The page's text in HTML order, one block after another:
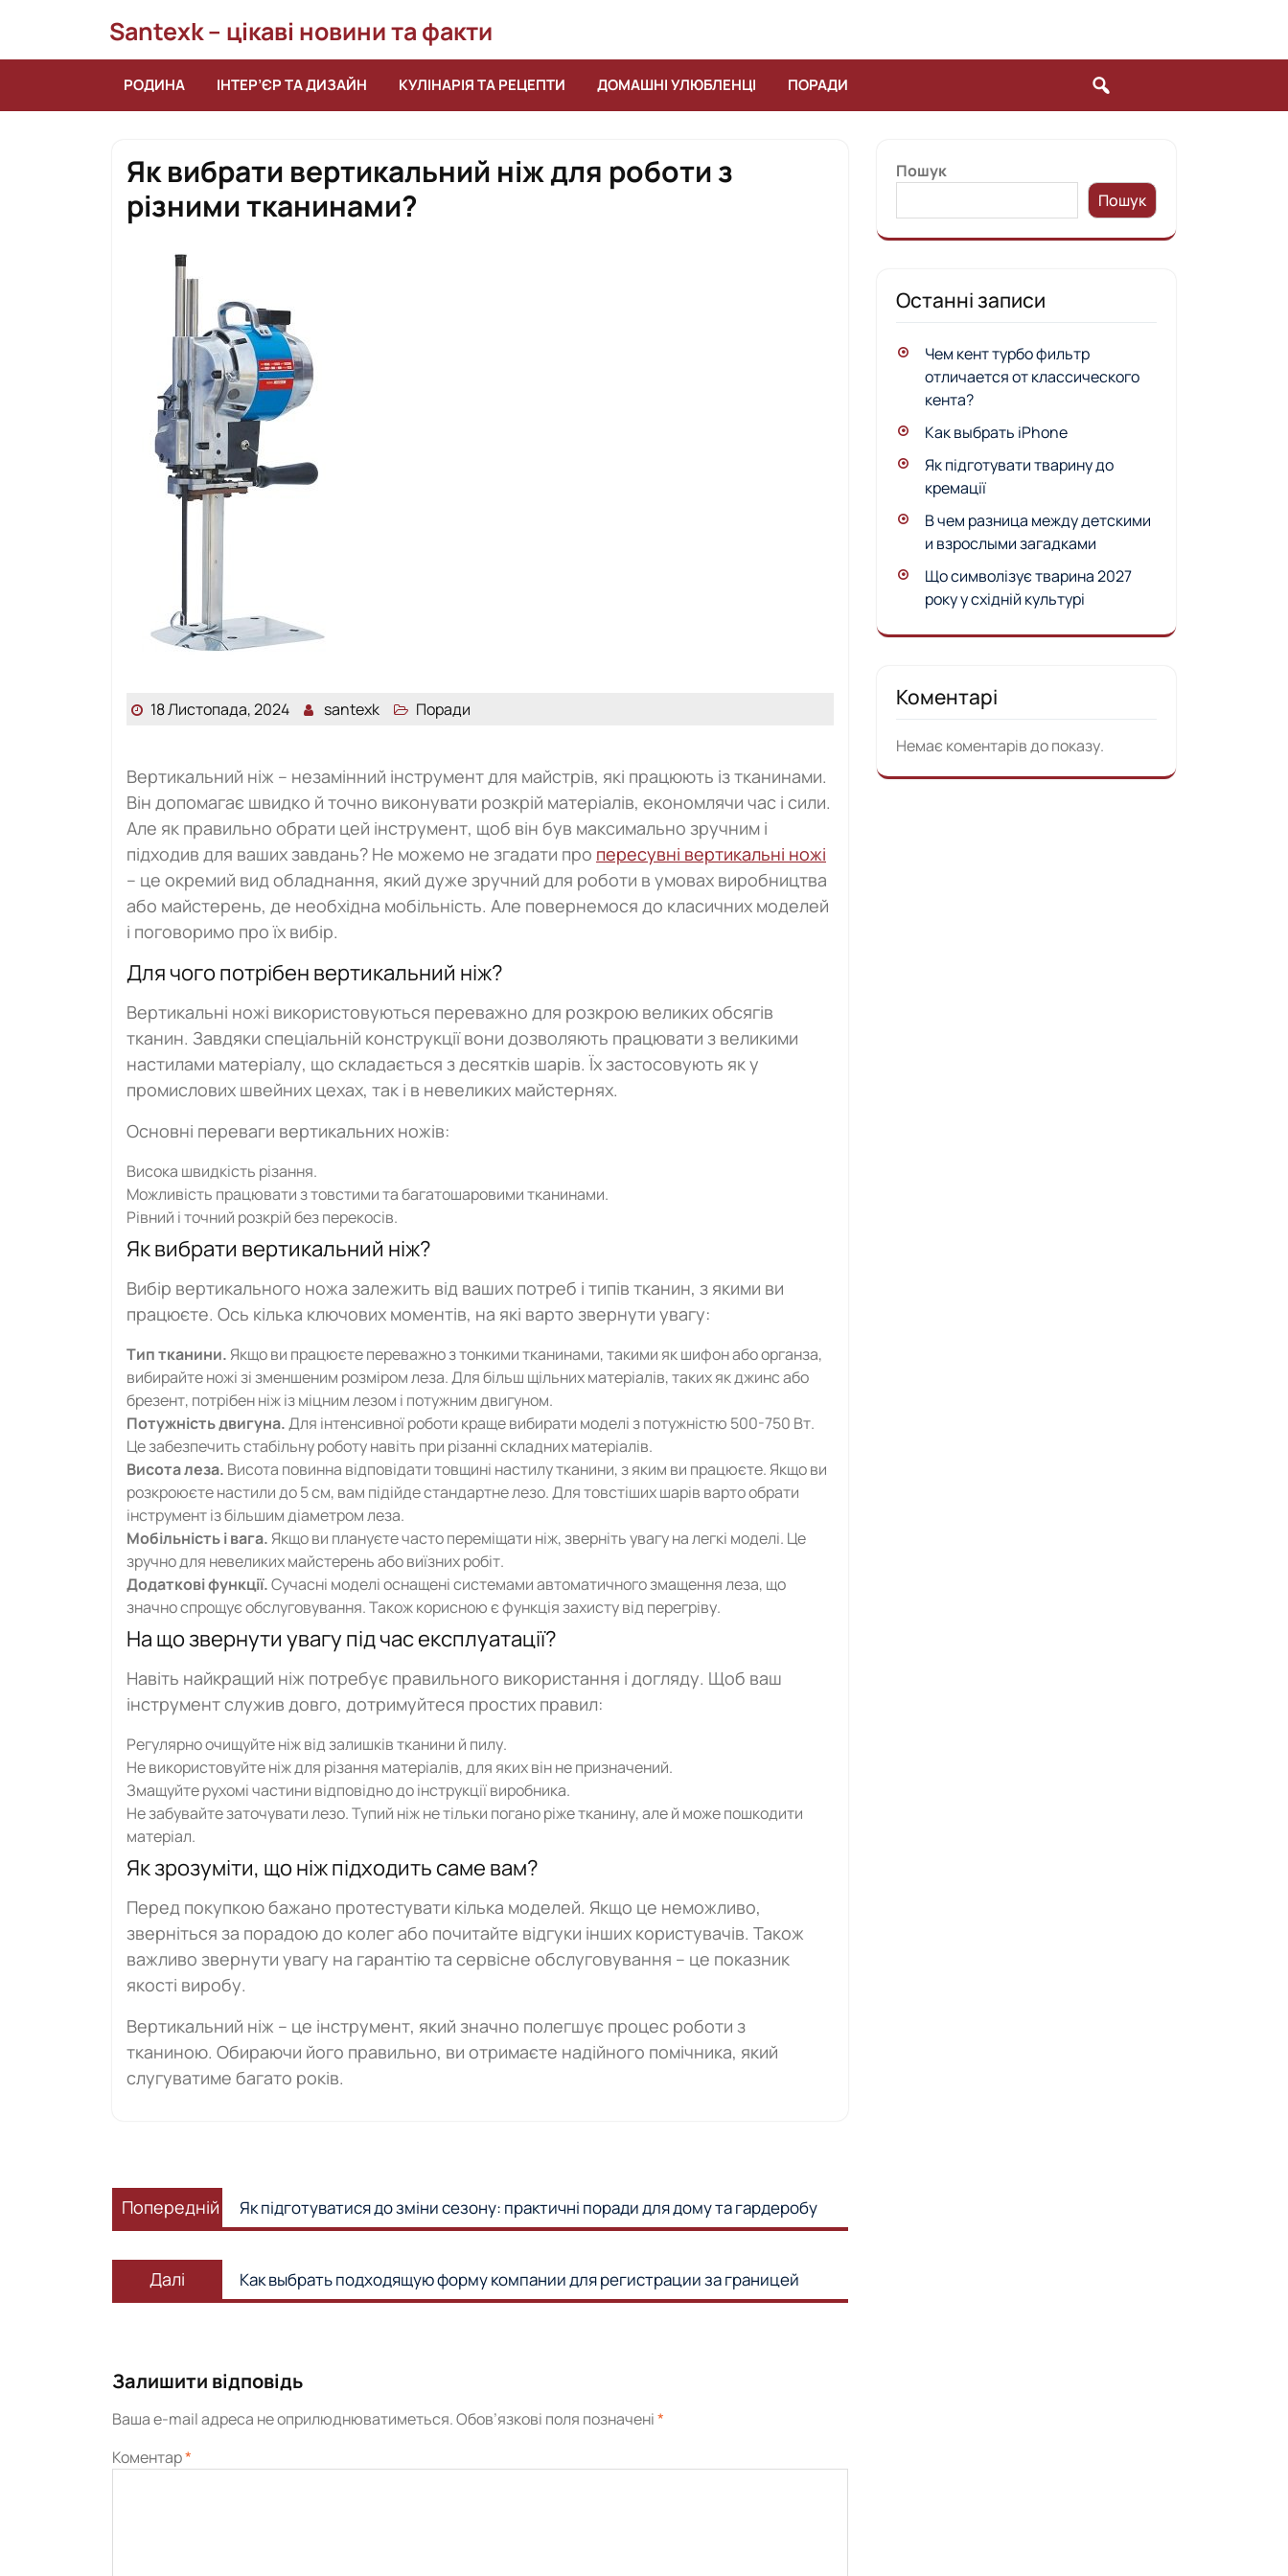
вмісту
Santexk – цікаві новини та факти
РОДИНА ІНТЕР’ЄР ТА ДИЗАЙН КУЛІНАРІЯ ТА РЕЦЕПТИ ДОМАШНІ УЛЮБЛЕНЦІ ПОРАДИ
Як вибрати вертикальний ніж для роботи з
різними тканинами?
18 Листопада, 2024 santexk Поради
Вертикальний ніж – незамінний інструмент для майстрів, які працюють із тканинами.
Він допомагає швидко й точно виконувати розкрій матеріалів, економлячи час і сили.
Але як правильно обрати цей інструмент, щоб він був максимально зручним і
підходив для ваших завдань? Не можемо не згадати про пересувні вертикальні ножі
– це окремий вид обладнання, який дуже зручний для роботи в умовах виробництва
або майстерень, де необхідна мобільність. Але повернемося до класичних моделей
і поговоримо про їх вибір.
Для чого потрібен вертикальний ніж?
Вертикальні ножі використовуються переважно для розкрою великих обсягів
тканин. Завдяки спеціальній конструкції вони дозволяють працювати з великими
настилами матеріалу, що складається з десятків шарів. Їх застосовують як у
промислових швейних цехах, так і в невеликих майстернях.
Основні переваги вертикальних ножів:
Висока швидкість різання.
Можливість працювати з товстими та багатошаровими тканинами.
Рівний і точний розкрій без перекосів.
Як вибрати вертикальний ніж?
Вибір вертикального ножа залежить від ваших потреб і типів тканин, з якими ви
працюєте. Ось кілька ключових моментів, на які варто звернути увагу:
Тип тканини. Якщо ви працюєте переважно з тонкими тканинами, такими як шифон або органза,
вибирайте ножі зі зменшеним розміром леза. Для більш щільних матеріалів, таких як джинс або
брезент, потрібен ніж із міцним лезом і потужним двигуном.
Потужність двигуна.Для інтенсивної роботи краще вибирати моделі з потужністю 500-750 Вт.
Це забезпечить стабільну роботу навіть при різанні складних матеріалів.
Висота леза. Висота повинна відповідати товщині настилу тканини, з яким ви працюєте. Якщо ви
розкроюєте настили до 5 см, вам підійде стандартне лезо. Для товстіших шарів варто обрати
інструмент із більшим діаметром леза.
Мобільність і вага. Якщо ви плануєте часто переміщати ніж, зверніть увагу на легкі моделі. Це
зручно для невеликих майстерень або виїзних робіт.
Додаткові функції.Сучасні моделі оснащені системами автоматичного змащення леза, що
значно спрощує обслуговування. Також корисною є функція захисту від перегріву.
На що звернути увагу під час експлуатації?
Навіть найкращий ніж потребує правильного використання і догляду. Щоб ваш
інструмент служив довго, дотримуйтеся простих правил:
Регулярно очищуйте ніж від залишків тканини й пилу.
Не використовуйте ніж для різання матеріалів, для яких він не призначений.
Змащуйте рухомі частини відповідно до інструкції виробника.
Не забувайте заточувати лезо. Тупий ніж не тільки погано ріже тканину, але й може пошкодити
матеріал.
Як зрозуміти, що ніж підходить саме вам?
Перед покупкою бажано протестувати кілька моделей. Якщо це неможливо,
зверніться за порадою до колег або почитайте відгуки інших користувачів. Також
важливо звернути увагу на гарантію та сервісне обслуговування – це показник
якості виробу.
Вертикальний ніж – це інструмент, який значно полегшує процес роботи з
тканиною. Обираючи його правильно, ви отримаєте надійного помічника, який
слугуватиме багато років.
Навігація
записів
Попередній
Попередній
запис:
Як підготуватися до зміни сезону: практичні поради для дому та гардеробу
Далі
Наступний
запис:
Как выбрать подходящую форму компании для регистрации за границей
Залишити відповідь
Ваша e-mail адреса не оприлюднюватиметься.Обов’язкові поля позначені*
Коментар*
Пошук
Пошук
Останні записи
Чем кент турбо фильтр
отличается от классического
кента?
Как выбрать iPhone
Як підготувати тварину до
кремації
В чем разница между детскими
и взрослыми загадками
Що символізує тварина 2027
року у східній культурі
Коментарі
Немає коментарів до показу.